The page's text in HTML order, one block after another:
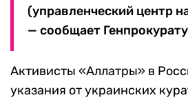
(управленческий центр
— сообщает
Активисты «Аллатры» в
указания от украинских